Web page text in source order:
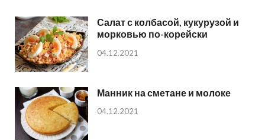
Салат с колбасой, кукурузой и
морковью по-корейски
04.12.2021
Манник на сметане и молоке
04.12.2021